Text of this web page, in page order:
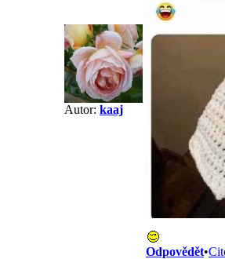
Autor: kaaj
Odpovědět•